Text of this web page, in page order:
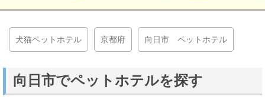
犬猫ペットホテル 京都府 向日市 ペットホテル
向日市でペットホテルを探す